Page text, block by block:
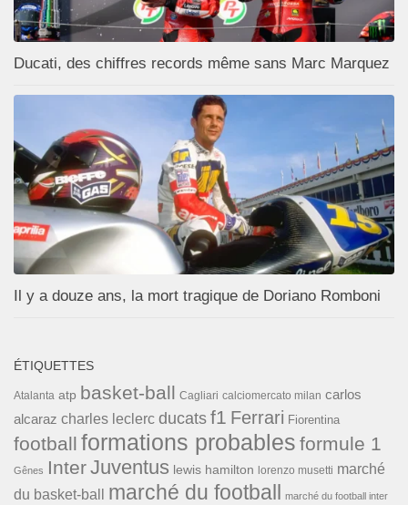
Ducati, des chiffres records même sans Marc Marquez
Il y a douze ans, la mort tragique de Doriano Romboni
ÉTIQUETTES
Atalanta atp basket-ball Cagliari calciomercato milan carlos
alcaraz charles leclerc ducats f1 Ferrari Fiorentina
football formations probables formule 1
Gênes InterJuventus lewis hamilton lorenzo musetti marché
du basket-ball
marché du football marché du football inter